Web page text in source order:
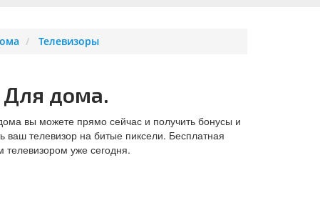
Телевизоры
Для дома.
вы можете прямо сейчас и получить бонусы и
телевизор на битые пиксели. Бесплатная
уже сегодня.